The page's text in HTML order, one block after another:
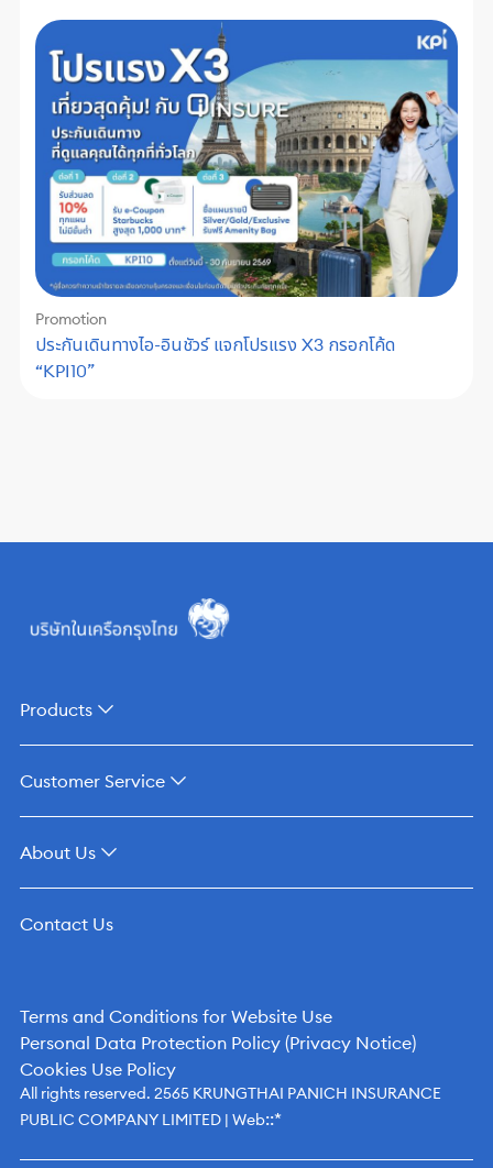
Promotion
ประกันเดินทางไอ-อินชัวร์ แจกโปรแรง X3 กรอกโค้ด
“KPI10”
Products
Customer Service
About Us
Contact Us
Terms and Conditions for Website Use
Personal Data Protection Policy (Privacy Notice)
Cookies Use Policy
All rights reserved. 2565 KRUNGTHAI PANICH INSURANCE
PUBLIC COMPANY LIMITED | Web::*